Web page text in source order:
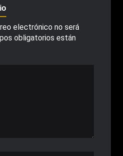
electrónico no será
obligatorios están